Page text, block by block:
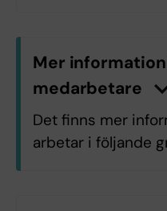
Mer
medarbetare
Klickahärförattvisa/döljainformatio
n
Det finns mer
arbetar i följande